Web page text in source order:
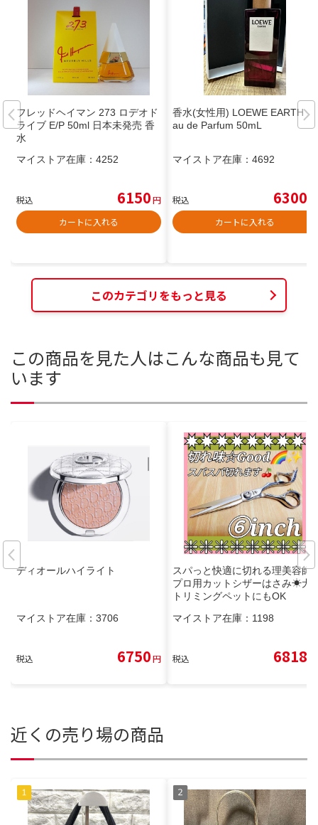
フレッドヘイマン 273 ロデオド
ライブ E/P 50ml 日本未発売 香
水
マイストア在庫： 4252
税込 6150円
カートに入れる
香水(女性用) LOEWE EARTH E
au de Parfum 50mL
マイストア在庫： 4692
税込 6300
カートに入れる
このカテゴリをもっと見る
この商品を見た人はこんな商品も見て
います
ディオールハイライト
マイストア在庫： 3706
税込 6750円
スパっと快適に切れる理美容師
プロ用カットシザーはさみ☀犬
トリミングペットにもOK
マイストア在庫： 1198
税込 6818
近くの売り場の商品